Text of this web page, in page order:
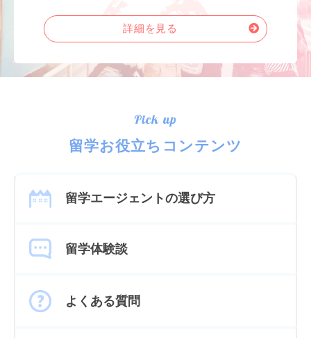
詳細を見る
Pick up
留学お役立ちコンテンツ
留学エージェントの選び方
留学体験談
よくある質問